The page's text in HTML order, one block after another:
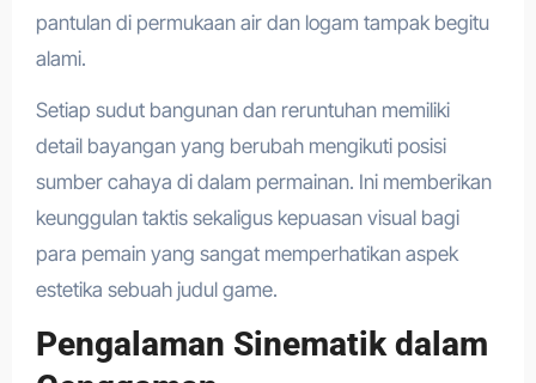
pantulan di permukaan air dan logam tampak begitu
alami.
Setiap sudut bangunan dan reruntuhan memiliki
detail bayangan yang berubah mengikuti posisi
sumber cahaya di dalam permainan. Ini memberikan
keunggulan taktis sekaligus kepuasan visual bagi
para pemain yang sangat memperhatikan aspek
estetika sebuah judul game.
Pengalaman Sinematik dalam